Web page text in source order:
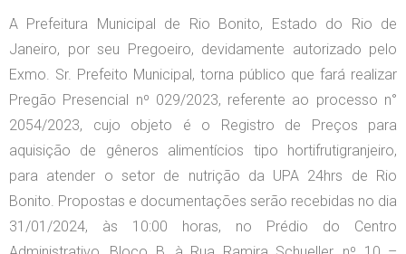
A Prefeitura Municipal de Rio Bonito, Estado do Rio de
Janeiro, por seu Pregoeiro, devidamente autorizado pelo
Exmo. Sr. Prefeito Municipal, torna público que fará realizar
Pregão Presencial nº 029/2023, referente ao processo n°
2054/2023, cujo objeto é o Registro de Preços para
aquisição de gêneros alimentícios tipo hortifrutigranjeiro,
para atender o setor de nutrição da UPA 24hrs de Rio
Bonito. Propostas e documentações serão recebidas no dia
31/01/2024, às 10:00 horas, no Prédio do Centro